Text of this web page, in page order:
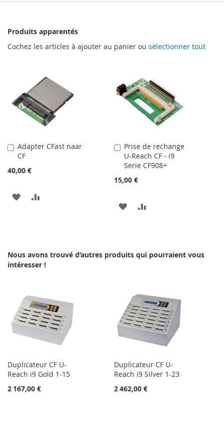
Produits apparentés
Cochez les articles à ajouter au panier ou sélectionner tout
Adapter CFast naar
CF
40,00 €
Ajouter
au
panier
AJOUTER
D’ENVIE
Prise de rechange
U-Reach CF - i9
Serie CF908+
15,00 €
Ajouter
au
panier
AJOUTER
LISTE
Nous avons trouvé d’autres produits qui pourraient vous
intéresser !
Duplicateur CF U-
Reach i9 Gold 1-15
2 167,00 €
Duplicateur CF U-
Reach i9 Silver 1-23
2 462,00 €